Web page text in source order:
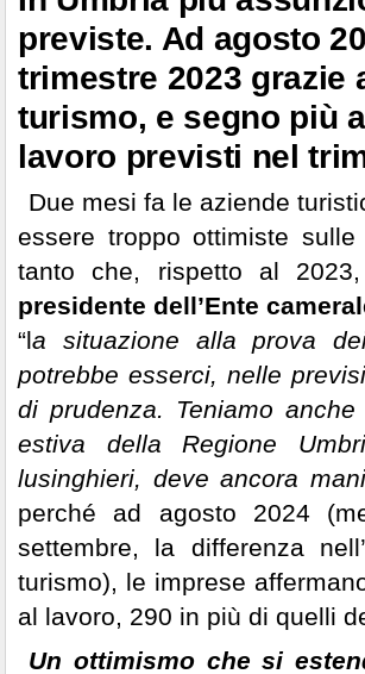
previste. Ad agosto
trimestre 2023 grazie
turismo, e segno più
lavoro previsti nel
Due mesi fa le aziende
essere troppo ottimiste
tanto che, rispetto al
presidente dell’Ente
“la situazione alla prova
potrebbe esserci, nelle
di prudenza. Teniamo
estiva della Regione
lusinghieri, deve ancora
perché ad agosto 2024
settembre, la differenza
turismo), le imprese
al lavoro, 290 in più di quelli
Un ottimismo che si